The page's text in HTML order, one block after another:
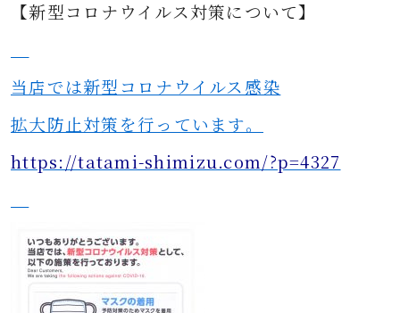
【新型コロナウイルス対策について】
当店では新型コロナウイルス感染
拡大防止対策を行っています。
https://tatami-shimizu.com/?p=4327